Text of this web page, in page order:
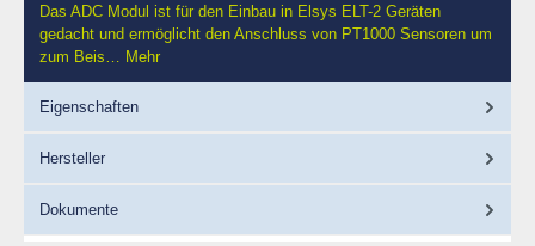
Das ADC Modul ist für den Einbau in Elsys ELT-2 Geräten
gedacht und ermöglicht den Anschluss von PT1000 Sensoren um
zum Beis…
Mehr
Eigenschaften
Hersteller
Dokumente